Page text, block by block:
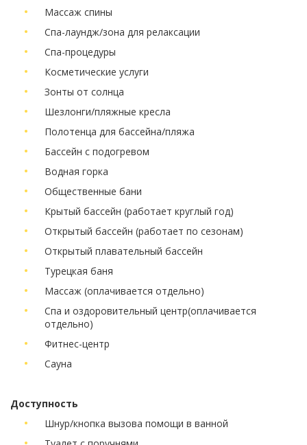
Массаж спины
Спа-лаундж/зона для релаксации
Спа-процедуры
Косметические услуги
Зонты от солнца
Шезлонги/пляжные кресла
Полотенца для бассейна/пляжа
Бассейн с подогревом
Водная горка
Общественные бани
Крытый бассейн (работает круглый год)
Открытый бассейн (работает по сезонам)
Открытый плавательный бассейн
Турецкая баня
Массаж (оплачивается отдельно)
Спа и оздоровительный центр(оплачивается
отдельно)
Фитнес-центр
Сауна
Доступность
Шнур/кнопка вызова помощи в ванной